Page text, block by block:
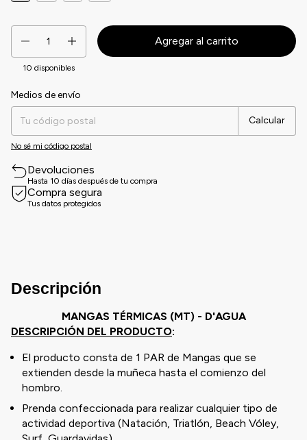
10 disponibles
Entregas para el CP:
Medios de envío
Calcular
No sé mi código postal
Devoluciones
Hasta 10 días después de tu compra
Compra segura
Tus datos protegidos
Descripción
MANGAS TÉRMICAS (MT) - D'AGUA
DESCRIPCIÓN DEL PRODUCTO:
El producto consta de 1 PAR de Mangas que se
extienden desde la muñeca hasta el comienzo del
hombro.
Prenda confeccionada para realizar cualquier tipo de
actividad deportiva (Natación, Triatlón, Beach Vóley,